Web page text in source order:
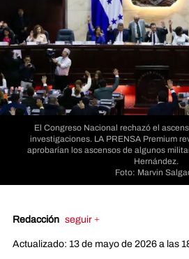
El Congreso Nacional rechazó el
investigaciones. LA PRENSA Premium
aprobarían los ascensos de algunos
Hernández.
Foto: Marvin
Redacción seguir +
Actualizado: 13 de mayo de 2026 a las